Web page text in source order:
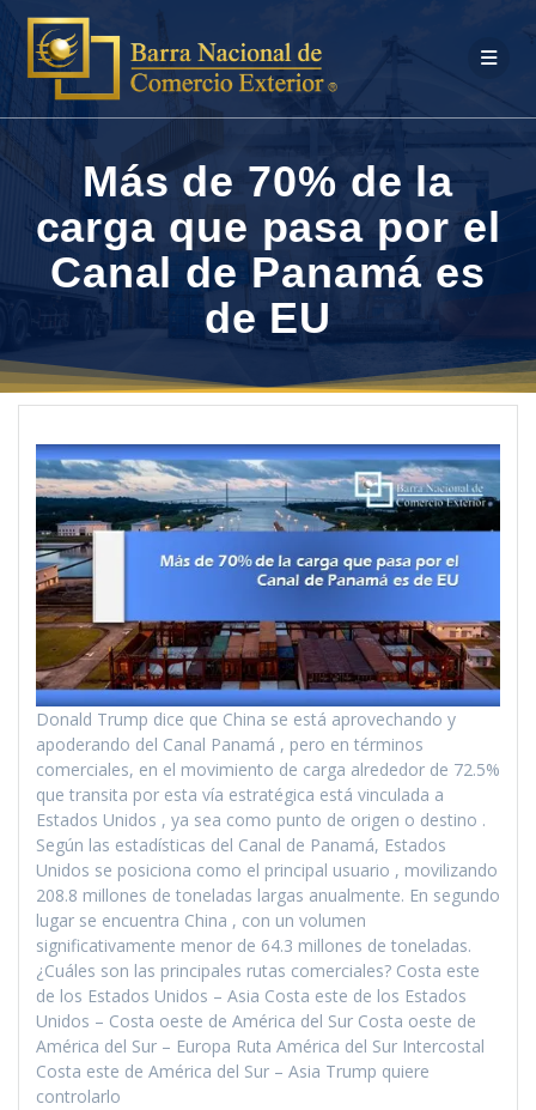
contenido
Más de 70% de la
carga que pasa por el
Canal de Panamá es
de EU
Donald Trump dice que China se está aprovechando y
apoderando del Canal Panamá , pero en términos
comerciales, en el movimiento de carga alrededor de 72.5%
que transita por esta vía estratégica está vinculada a
Estados Unidos , ya sea como punto de origen o destino .
Según las estadísticas del Canal de Panamá, Estados
Unidos se posiciona como el principal usuario , movilizando
208.8 millones de toneladas largas anualmente. En segundo
lugar se encuentra China , con un volumen
significativamente menor de 64.3 millones de toneladas.
¿Cuáles son las principales rutas comerciales? Costa este
de los Estados Unidos – Asia Costa este de los Estados
Unidos – Costa oeste de América del Sur Costa oeste de
América del Sur – Europa Ruta América del Sur Intercostal
Costa este de América del Sur – Asia Trump quiere
controlarlo